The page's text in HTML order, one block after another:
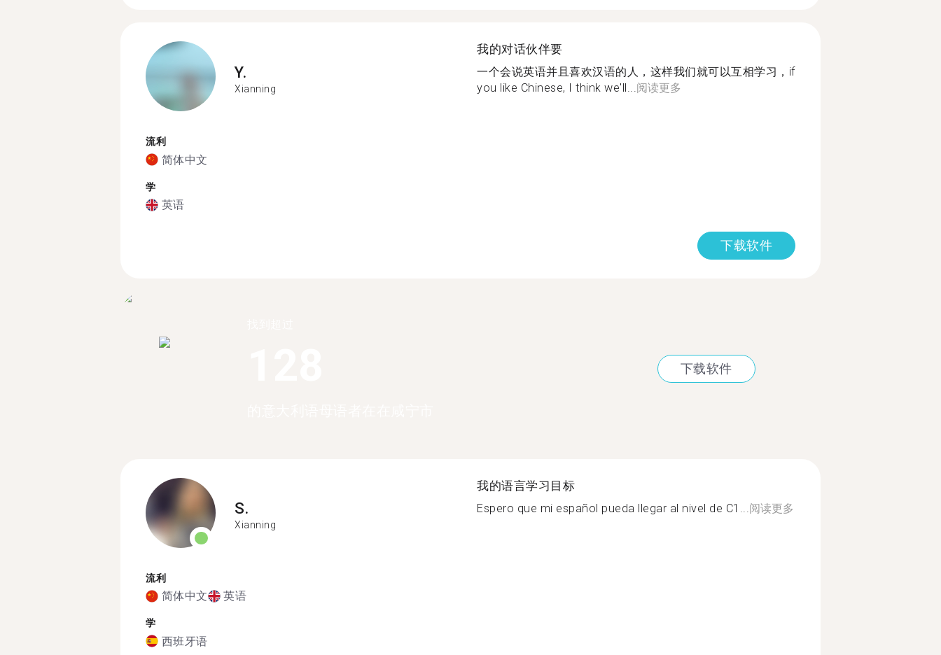
Y.
Xianning
流利
简体中文
学
英语
我的对话伙伴要
一个会说英语并且喜欢汉语的人，这样我们就可以互相学习，if
you like Chinese, I think we'll...阅读更多
下载软件
下载软件
S.
Xianning
流利
简体中文 英语
学
西班牙语
我的语言学习目标
Espero que mi español pueda llegar al nivel de C1... 阅读更多